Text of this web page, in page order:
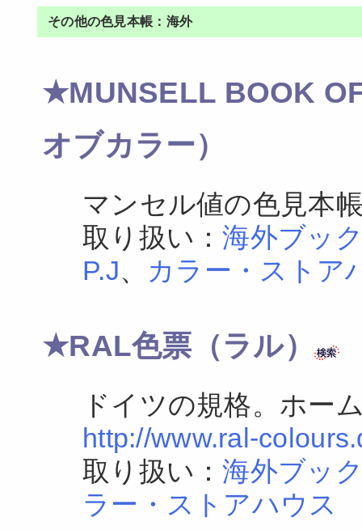
その他の色見本帳：海外
★MUNSELL BOOK
オブカラー）
マンセル値の色見本
取り扱い：海外ブッ
P.J、 カラー・ストア
★RAL色票（ラル）
ドイツの規格。ホ
http://www.ral-
取り扱い：海外ブッ
ラー・ストアハウス